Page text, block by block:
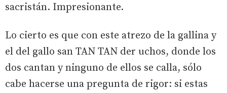
sacristán. Impresionante.
Lo cierto es que con este atrezo de la gallina y
el del gallo san TAN TAN der uchos, donde los
dos cantan y ninguno de ellos se calla, sólo
cabe hacerse una pregunta de rigor: si estas